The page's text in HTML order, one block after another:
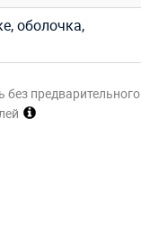
оболочка,
без предварительного